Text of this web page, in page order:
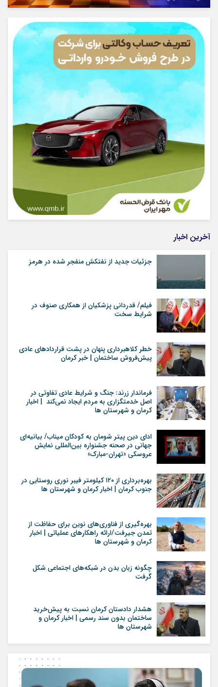
آخرین اخبار
جزئیات جدید از نفتکش منفجر شده در هرمز
فیلم/ قدردانی پزشکیان از همکاری صنوف در
شرایط سخت
خطر کلاهبرداری پنهان در پشت قراردادهای عادی
پیش‌فروش ساختمان | خبر کرمان
فرماندار زرند: جنگ و شرایط عادی تفاوتی در
اصل خدمتگزاری به مردم ایجاد نمی‌کند | اخبار
کرمان و شهرستان ها
ادای دین پیتر شومان به کودکان میناب/ بیانیه‌ای
جهانی در صحنه جشنواره بین‌المللی نمایش
عروسکی «تهران-مبارک»
بهره‌برداری از ۱۲۰ کیلومتر فیبر نوری روستایی در
جنوب کرمان | اخبار کرمان و شهرستان ها
بهره‌گیری از فناوری‌های نوین برای حفاظت از
تمدن جیرفت/ارائه راهکارهای عملیاتی | اخبار
کرمان و شهرستان ها
چگونه زبان بدن در شبکه‌های اجتماعی شکل
گرفت
هشدار دادستان کرمان نسبت به پیش‌خرید
ساختمان بدون سند رسمی | اخبار کرمان و
شهرستان ها